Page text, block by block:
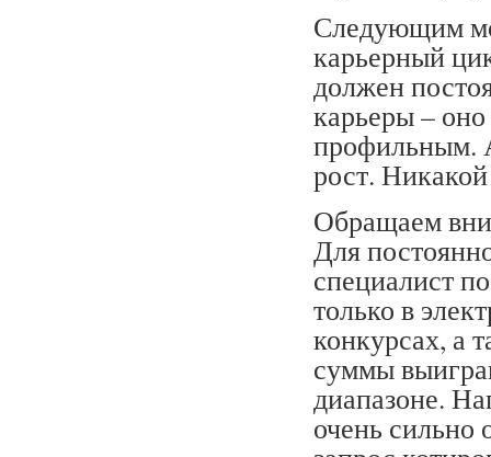
Следующим
карьерный
должен
карьеры –
профильным.
рост.
Обращаем
Для
специалист
только в
конкурсах, а
суммы
диапазоне.
очень сильно